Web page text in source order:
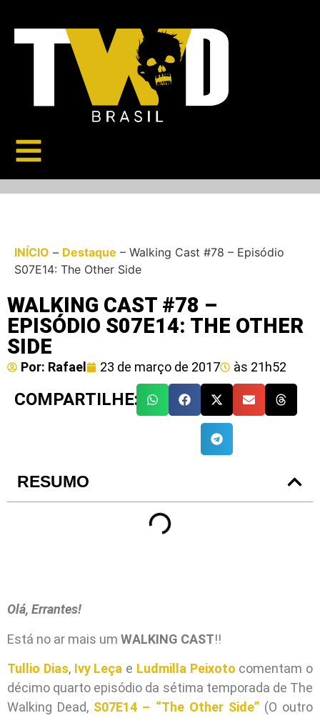
INÍCIO – Destaque – Walking Cast #78 – Episódio
S07E14: The Other Side
WALKING CAST #78 –
EPISÓDIO S07E14: THE OTHER
SIDE
Por: Rafael 23 de março de 2017 às 21h52
COMPARTILHE:
RESUMO
Olá, Errantes!
Está no ar mais um WALKING CAST!!
Tullio Dias, Ivy Leça e Ludmilla Peixoto comentam o
décimo quarto episódio da sétima temporada de The
Walking Dead, S07E14 – “The Other Side”(O outro